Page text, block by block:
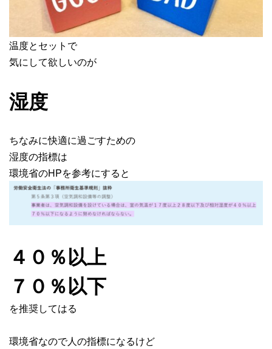
温度とセットで
気にして欲しいのが
湿度
ちなみに快適に過ごすための
湿度の指標は
環境省のHPを参考にすると
４０％以上
７０％以下
を推奨してはる
環境省なので人の指標になるけど